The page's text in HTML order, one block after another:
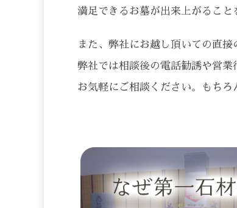
満足できるお墓が出来上がること
また、弊社にお越し頂いての直接
弊社では相談後の電話勧誘や営業
お気軽にご相談ください。もちろ